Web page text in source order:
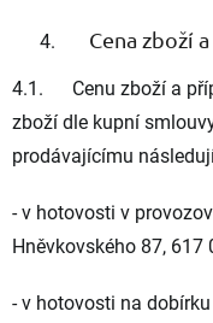
Cena zboží
4.1. Cenu zboží a
zboží dle kupní
prodávajícímu
- v hotovosti v
Hněvkovského 87, 617
- v hotovosti na